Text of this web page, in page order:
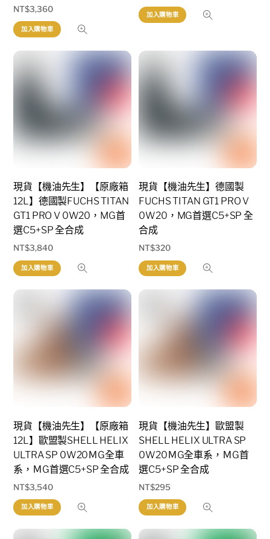
NT$3,360
加入購物車
加入購物車
現貨【機油先生】【原廠箱
12L】德國製FUCHS TITAN
GT1 PRO V 0W20，MG首
選C5+SP 全合成
NT$3,840
加入購物車
現貨【機油先生】德國製
FUCHS TITAN GT1 PRO V
0W20，MG首選C5+SP 全
合成
NT$320
加入購物車
現貨【機油先生】【原廠箱
12L】歐盟製SHELL HELIX
ULTRA SP 0W20ＭG全車
系，ＭG首選C5+SP 全合成
NT$3,540
加入購物車
現貨【機油先生】歐盟製
SHELL HELIX ULTRA SP
0W20ＭG全車系，ＭG首
選C5+SP 全合成
NT$295
加入購物車